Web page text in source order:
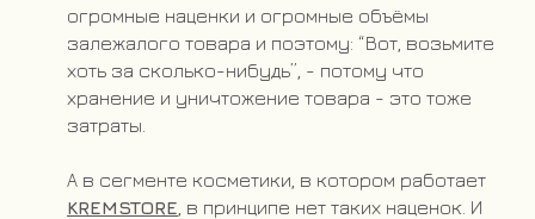
огромные наценки и огромные объёмы
залежалого товара и поэтому: “Вот, возьмите
хоть за сколько-нибудь”, - потому что
хранение и уничтожение товара - это тоже
затраты.
А в сегменте косметики, в котором работает
KREMSTORE , в принципе нет таких наценок. И